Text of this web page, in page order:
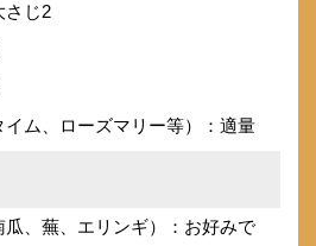
さじ2
ム、ローズマリー等）：適量
、蕪、エリンギ）：お好みで